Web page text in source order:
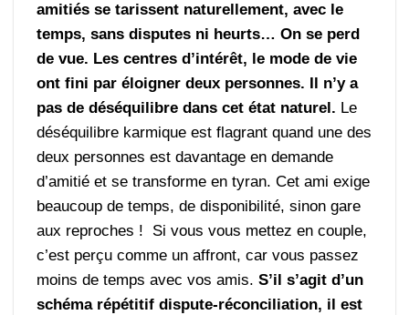
amitiés se tarissent naturellement, avec le
temps, sans disputes ni heurts… On se perd
de vue. Les centres d’intérêt, le mode de vie
ont fini par éloigner deux personnes. Il n’y a
pas de déséquilibre dans cet état naturel. Le
déséquilibre karmique est flagrant quand une des
deux personnes est davantage en demande
d’amitié et se transforme en tyran. Cet ami exige
beaucoup de temps, de disponibilité, sinon gare
aux reproches ! Si vous vous mettez en couple,
c’est perçu comme un affront, car vous passez
moins de temps avec vos amis. S’il s’agit d’un
schéma répétitif dispute-réconciliation, il est